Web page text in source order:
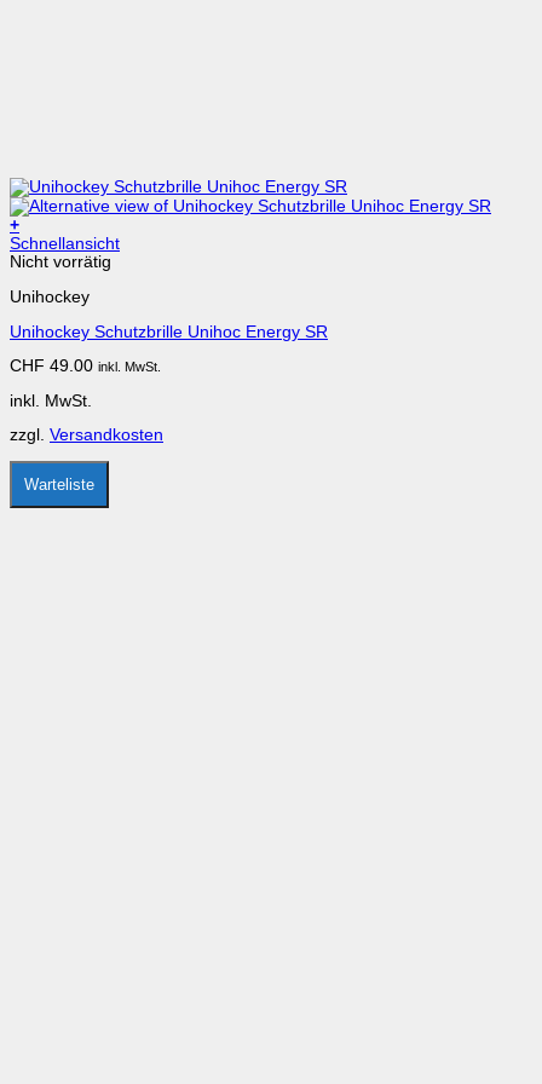
+
Dieses
Produkt
mehrere
auf.
Optionen
auf
Produktseite
gewählt
werden
Schnellansicht
Nicht vorrätig
Unihockey
Unihockey Schutzbrille Unihoc Energy SR
CHF 49.00 inkl. MwSt.
inkl. MwSt.
zzgl. Versandkosten
Warteliste